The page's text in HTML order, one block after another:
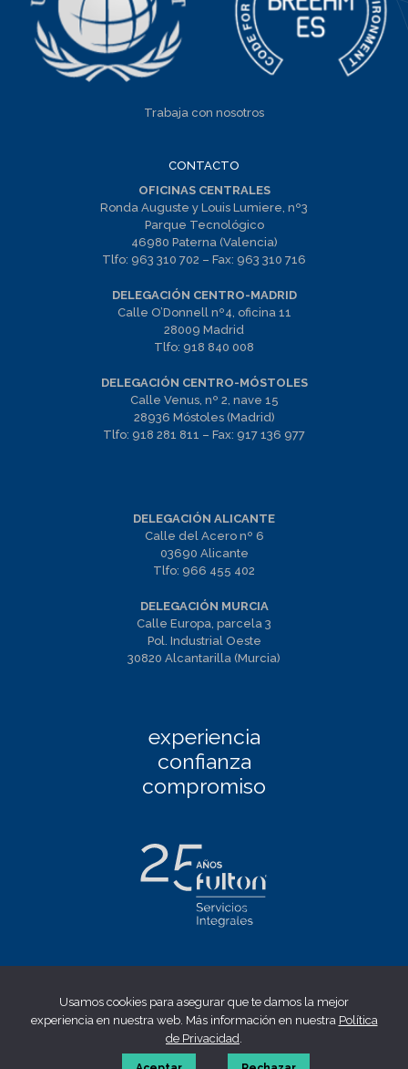
Trabaja con nosotros
CONTACTO
OFICINAS CENTRALES
Ronda Auguste y Louis Lumiere, nº3
Parque Tecnológico
46980 Paterna (Valencia)
Tlfo: 963 310 702 – Fax: 963 310 716
DELEGACIÓN CENTRO-MADRID
Calle O’Donnell nº4, oficina 11
28009 Madrid
Tlfo: 918 840 008
DELEGACIÓN CENTRO-MÓSTOLES
Calle Venus, nº 2, nave 15
28936 Móstoles (Madrid)
Tlfo: 918 281 811 – Fax: 917 136 977
DELEGACIÓN ALICANTE
Calle del Acero nº 6
03690 Alicante
Tlfo: 966 455 402
DELEGACIÓN MURCIA
Calle Europa, parcela 3
Pol. Industrial Oeste
30820 Alcantarilla (Murcia)
experiencia
confianza
compromiso
Aviso Legal
Política de privacidad Política de cookies
Canal ético
© 2023 fulton | Made by
Usamos cookies para asegurar que te damos la mejor
experiencia en nuestra web. Más información en nuestra Política
de Privacidad.